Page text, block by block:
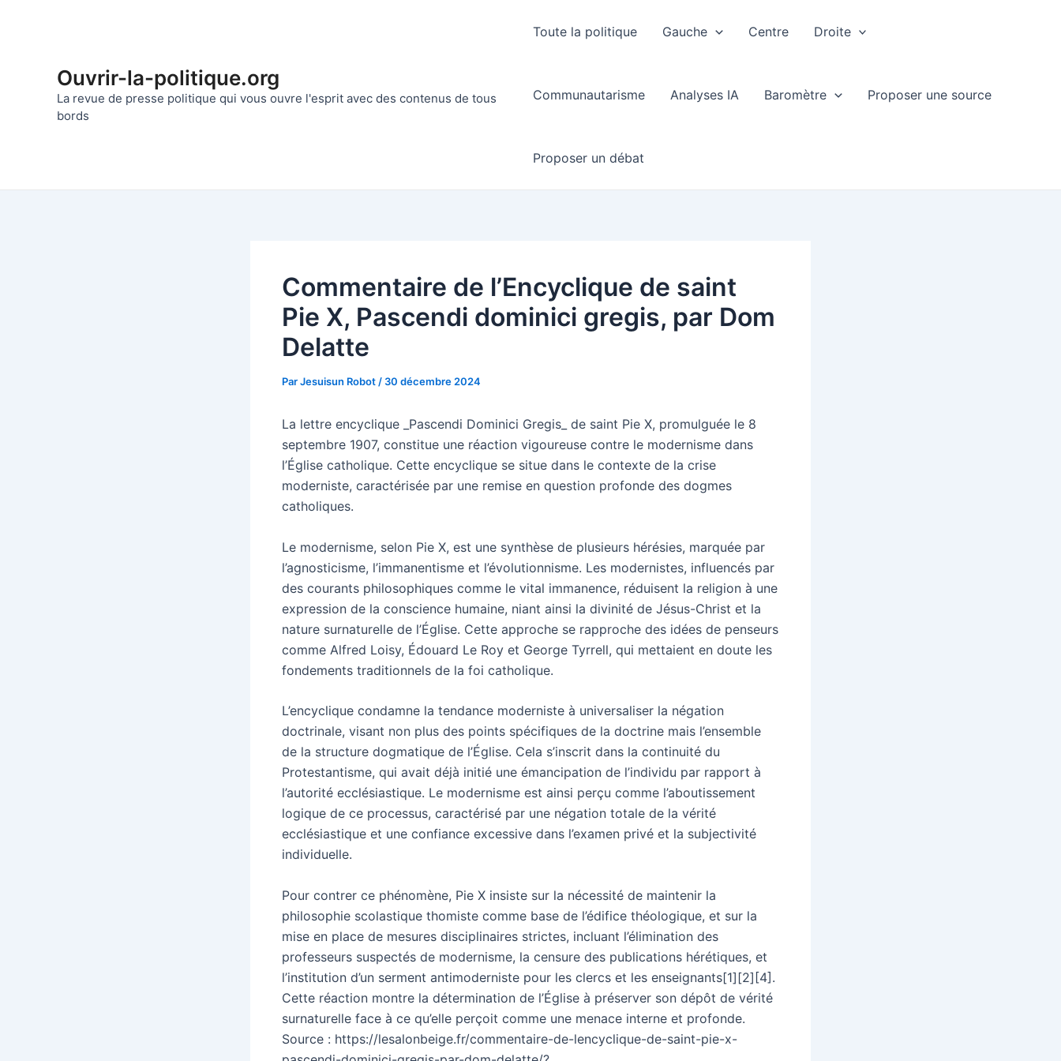
Ouvrir-la-politique.org
La revue de presse politique qui vous ouvre l'esprit avec des contenus de tous
bords
Toute la politique Gauche Centre Droite
Communautarisme Analyses IA Baromètre Proposer une source
Proposer un débat
Commentaire de l’Encyclique de saint
Pie X, Pascendi dominici gregis, par Dom
Delatte
ParJesuisun Robot / 30 décembre 2024
La lettre encyclique _Pascendi Dominici Gregis_ de saint Pie X, promulguée le 8
septembre 1907, constitue une réaction vigoureuse contre le modernisme dans
l’Église catholique. Cette encyclique se situe dans le contexte de la crise
moderniste, caractérisée par une remise en question profonde des dogmes
catholiques.
Le modernisme, selon Pie X, est une synthèse de plusieurs hérésies, marquée par
l’agnosticisme, l’immanentisme et l’évolutionnisme. Les modernistes, influencés par
des courants philosophiques comme le vital immanence, réduisent la religion à une
expression de la conscience humaine, niant ainsi la divinité de Jésus-Christ et la
nature surnaturelle de l’Église. Cette approche se rapproche des idées de penseurs
comme Alfred Loisy, Édouard Le Roy et George Tyrrell, qui mettaient en doute les
fondements traditionnels de la foi catholique.
L’encyclique condamne la tendance moderniste à universaliser la négation
doctrinale, visant non plus des points spécifiques de la doctrine mais l’ensemble
de la structure dogmatique de l’Église. Cela s’inscrit dans la continuité du
Protestantisme, qui avait déjà initié une émancipation de l’individu par rapport à
l’autorité ecclésiastique. Le modernisme est ainsi perçu comme l’aboutissement
logique de ce processus, caractérisé par une négation totale de la vérité
ecclésiastique et une confiance excessive dans l’examen privé et la subjectivité
individuelle.
Pour contrer ce phénomène, Pie X insiste sur la nécessité de maintenir la
philosophie scolastique thomiste comme base de l’édifice théologique, et sur la
mise en place de mesures disciplinaires strictes, incluant l’élimination des
professeurs suspectés de modernisme, la censure des publications hérétiques, et
l’institution d’un serment antimoderniste pour les clercs et les enseignants[1][2][4].
Cette réaction montre la détermination de l’Église à préserver son dépôt de vérité
surnaturelle face à ce qu’elle perçoit comme une menace interne et profonde.
Source : https://lesalonbeige.fr/commentaire-de-lencyclique-de-saint-pie-x-